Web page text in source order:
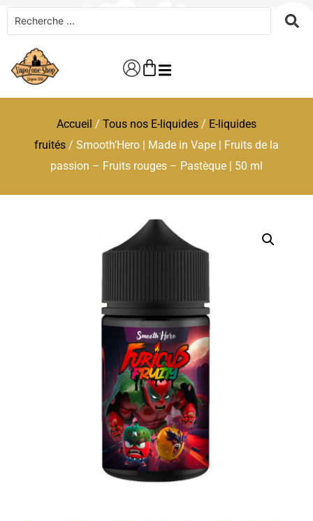
Accueil / Tous nos E-liquides / E-liquides
fruités / Smooth’Hero | Made in Vape | Fruits de la
passion – Fruits rouges – Pastèque | 50 ml